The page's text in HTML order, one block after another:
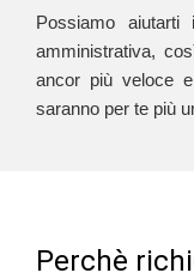
Possiamo aiutarti
amministrativa,
ancor più veloce
saranno per te più
Perchè